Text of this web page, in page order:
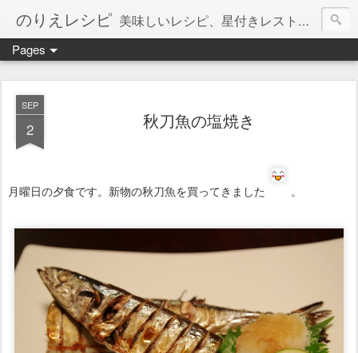
のりえレシピ 美味しいレシピ、星付きレストラン、絶品お取り寄せを紹介しています。
Pages
SEP
2 秋刀魚の塩焼き
月曜日の夕食です。新物の秋刀魚を買ってきました 。